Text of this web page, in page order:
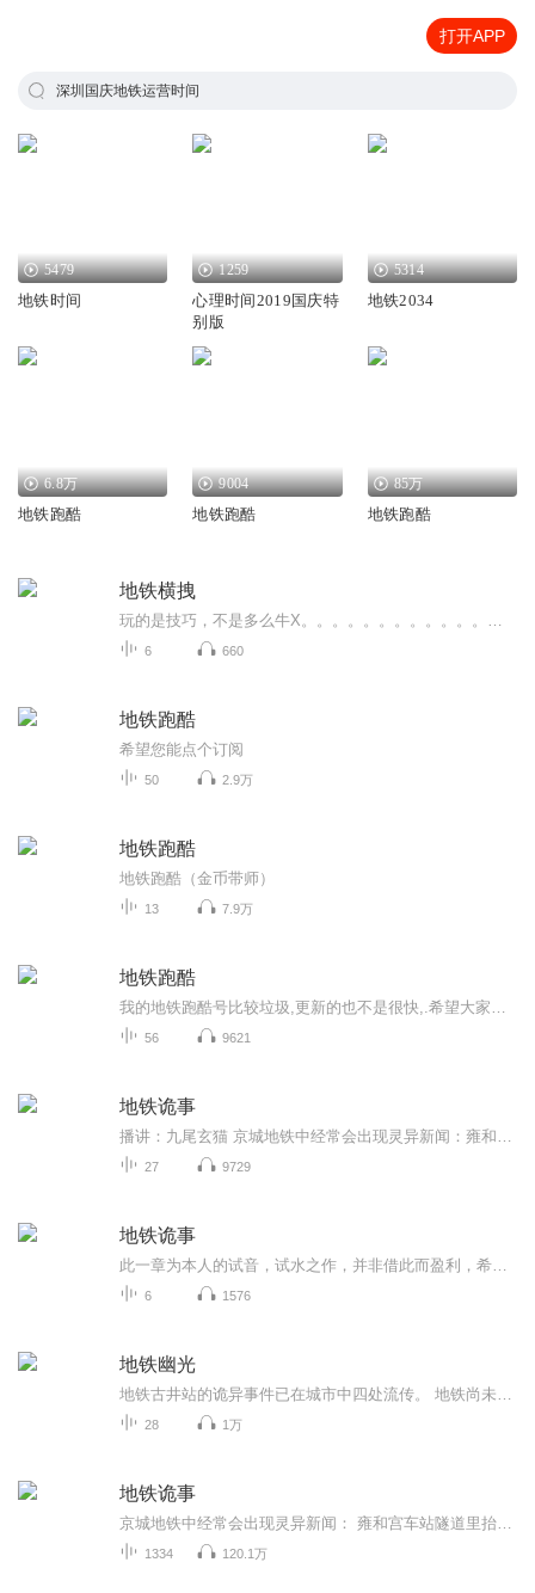
打开APP
深圳国庆地铁运营时间
5479
地铁时间
1259
心理时间2019国庆特
别版
5314
地铁2034
6.8万
地铁跑酷
9004
地铁跑酷
85万
地铁跑酷
地铁横拽
6 660
地铁跑酷
希望您能点个订阅
50 2.9万
地铁跑酷
地铁跑酷（金币带师）
13 7.9万
地铁跑酷
56 9621
地铁诡事
27 9729
地铁诡事
6 1576
地铁幽光
28 1万
地铁诡事
1334 120.1万